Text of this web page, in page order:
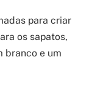
para criar
os sapatos,
branco e um